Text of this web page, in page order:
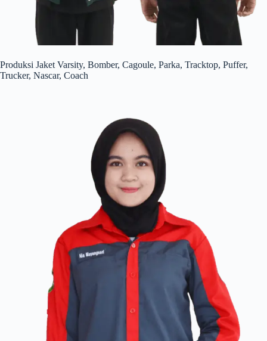
Produksi Jaket Varsity, Bomber, Cagoule, Parka, Tracktop, Puffer,
Trucker, Nascar, Coach